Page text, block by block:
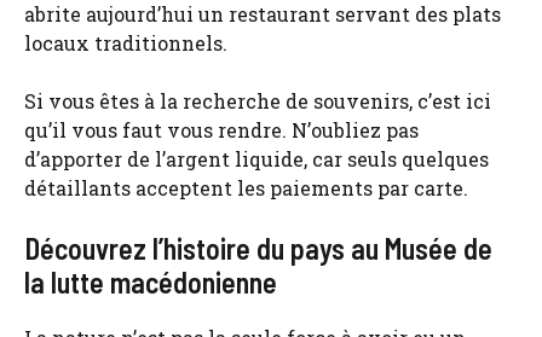
abrite aujourd’hui un restaurant servant des plats
locaux traditionnels.
Si vous êtes à la recherche de souvenirs, c’est ici
qu’il vous faut vous rendre. N’oubliez pas
d’apporter de l’argent liquide, car seuls quelques
détaillants acceptent les paiements par carte.
Découvrez l’histoire du pays au Musée de
la lutte macédonienne